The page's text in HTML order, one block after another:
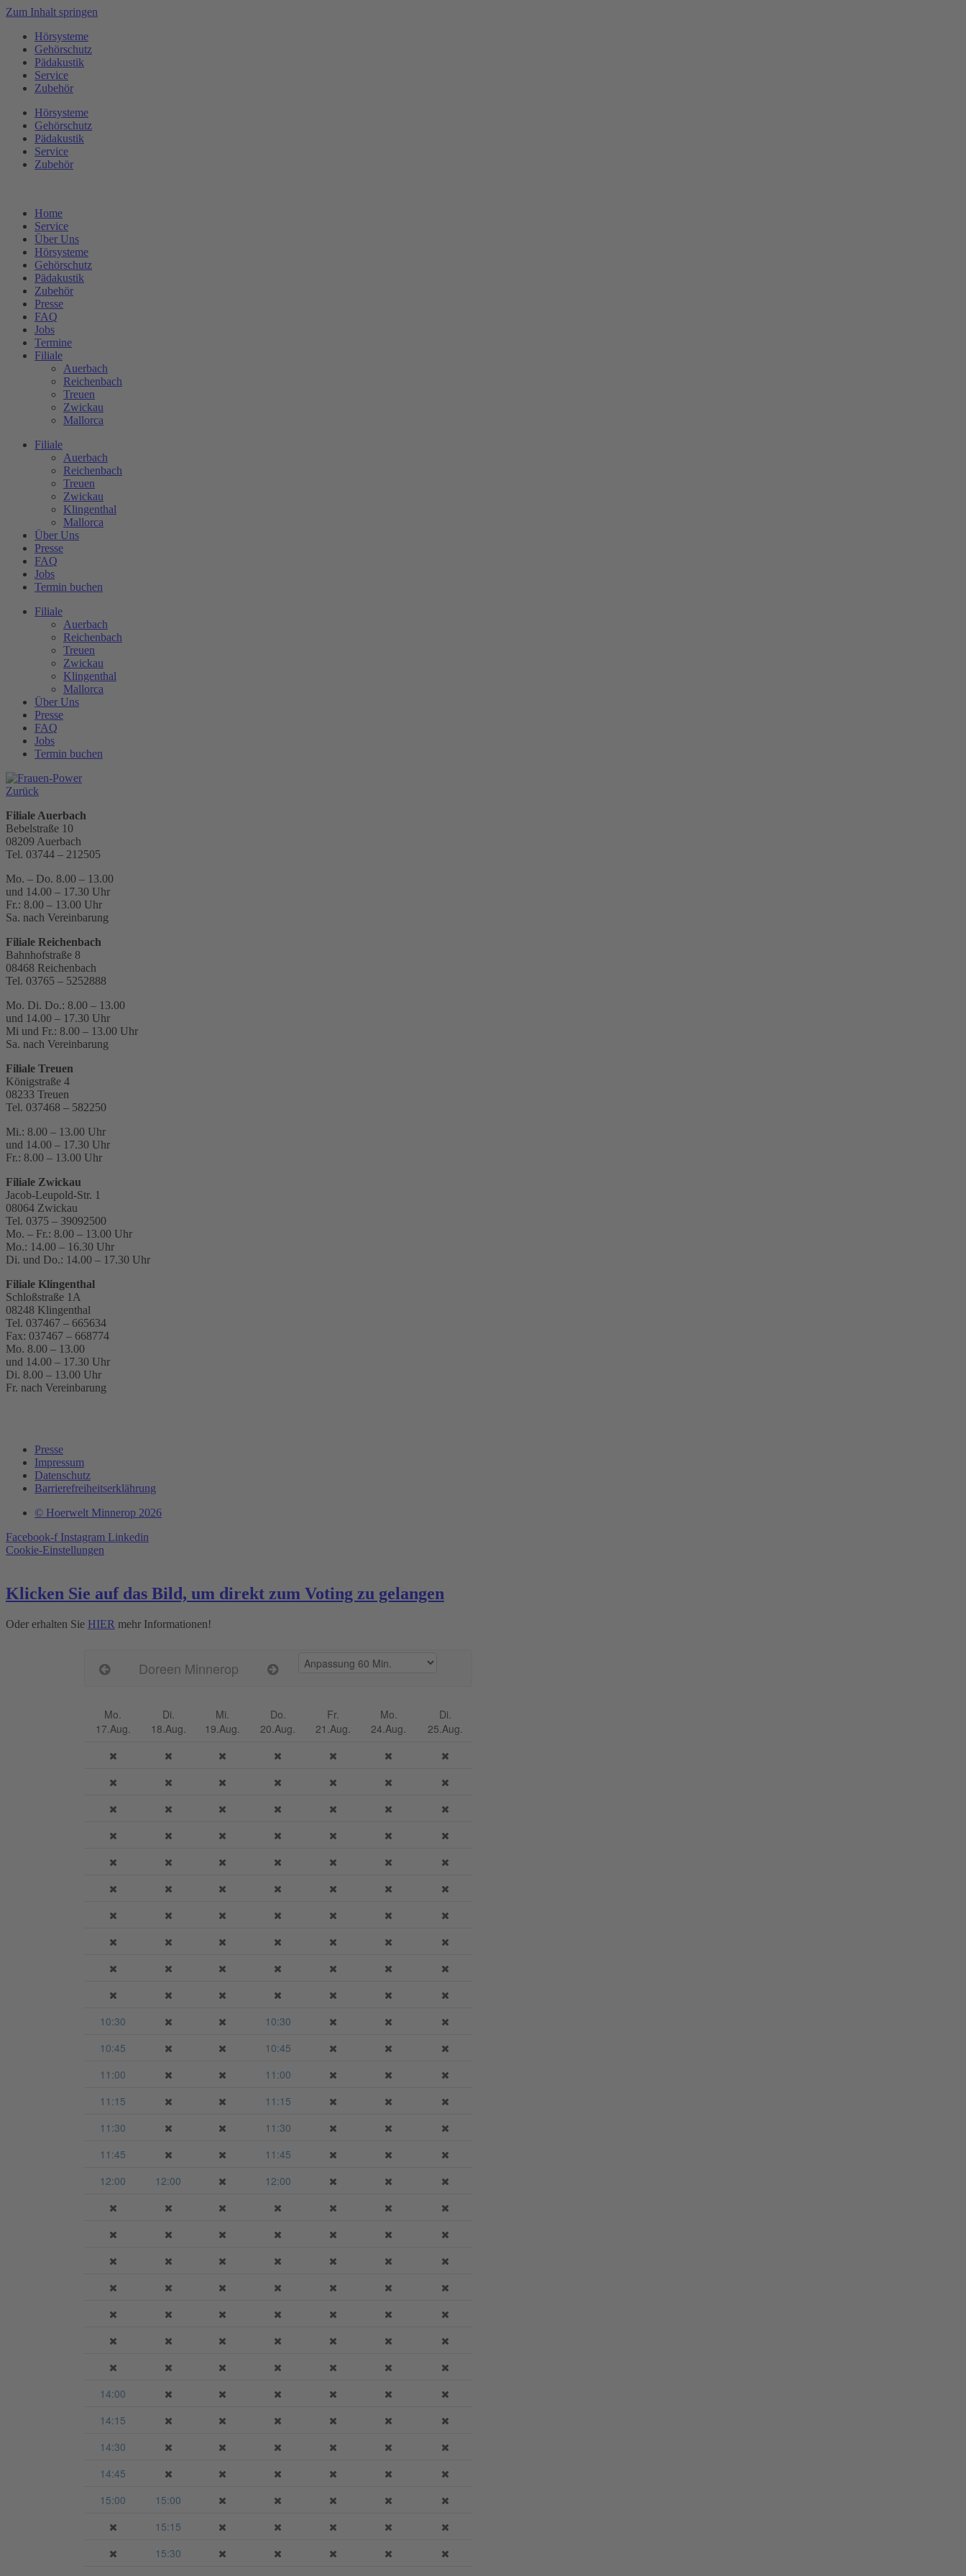
Zum Inhalt springen
Hörsysteme
Gehörschutz
Pädakustik
Service
Zubehör
Hörsysteme
Gehörschutz
Pädakustik
Service
Zubehör
Home
Service
Über Uns
Hörsysteme
Gehörschutz
Pädakustik
Zubehör
Presse
FAQ
Jobs
Termine
Filiale
Auerbach
Reichenbach
Treuen
Zwickau
Mallorca
Filiale
Auerbach
Reichenbach
Treuen
Zwickau
Klingenthal
Mallorca
Über Uns
Presse
FAQ
Jobs
Termin buchen
Filiale
Auerbach
Reichenbach
Treuen
Zwickau
Klingenthal
Mallorca
Über Uns
Presse
FAQ
Jobs
Termin buchen
Zurück
Filiale Auerbach
Bebelstraße 10
08209 Auerbach
Tel. 03744 – 212505
Mo. – Do. 8.00 – 13.00
und 14.00 – 17.30 Uhr
Fr.: 8.00 – 13.00 Uhr
Sa. nach Vereinbarung
Filiale Reichenbach
Bahnhofstraße 8
08468 Reichenbach
Tel. 03765 – 5252888
Mo. Di. Do.: 8.00 – 13.00
und 14.00 – 17.30 Uhr
Mi und Fr.: 8.00 – 13.00 Uhr
Sa. nach Vereinbarung
Filiale Treuen
Königstraße 4
08233 Treuen
Tel. 037468 – 582250
Mi.: 8.00 – 13.00 Uhr
und 14.00 – 17.30 Uhr
Fr.: 8.00 – 13.00 Uhr
Filiale Zwickau
Jacob-Leupold-Str. 1
08064 Zwickau
Tel. 0375 – 39092500
Mo. – Fr.: 8.00 – 13.00 Uhr
Mo.: 14.00 – 16.30 Uhr
Di. und Do.: 14.00 – 17.30 Uhr
Filiale Klingenthal
Schloßstraße 1A
08248 Klingenthal
Tel. 037467 – 665634
Fax: 037467 – 668774
Mo. 8.00 – 13.00
und 14.00 – 17.30 Uhr
Di. 8.00 – 13.00 Uhr
Fr. nach Vereinbarung
Presse
Impressum
Datenschutz
Barrierefreiheitserklährung
© Hoerwelt Minnerop 2026
Facebook-f Instagram Linkedin
Cookie-Einstellungen
Klicken Sie auf das Bild, um direkt zum Voting zu gelangen
Oder erhalten Sie HIER mehr Informationen!